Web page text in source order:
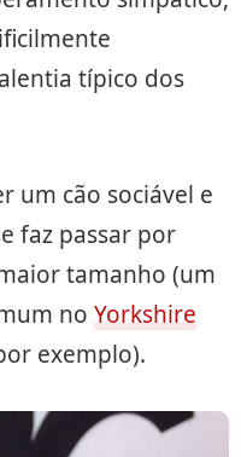
típico dos
um cão sociável e
faz passar por
tamanho (um
no Yorkshire
exemplo).